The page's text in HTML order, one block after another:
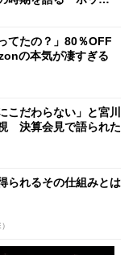
てたの？」80％OFF
の本気が凄すぎる
こだわらない」と宮川
決算会見で語られた
られるその仕組みとは